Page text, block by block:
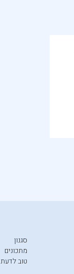
סגנון
מתכונים
טוב לדעת